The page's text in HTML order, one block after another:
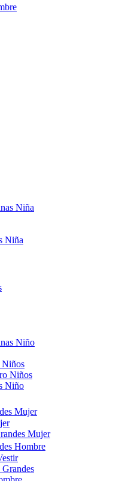
Niña
Niña
Niño
Niños
Niños
Niño
Mujer
Mujer
Hombre